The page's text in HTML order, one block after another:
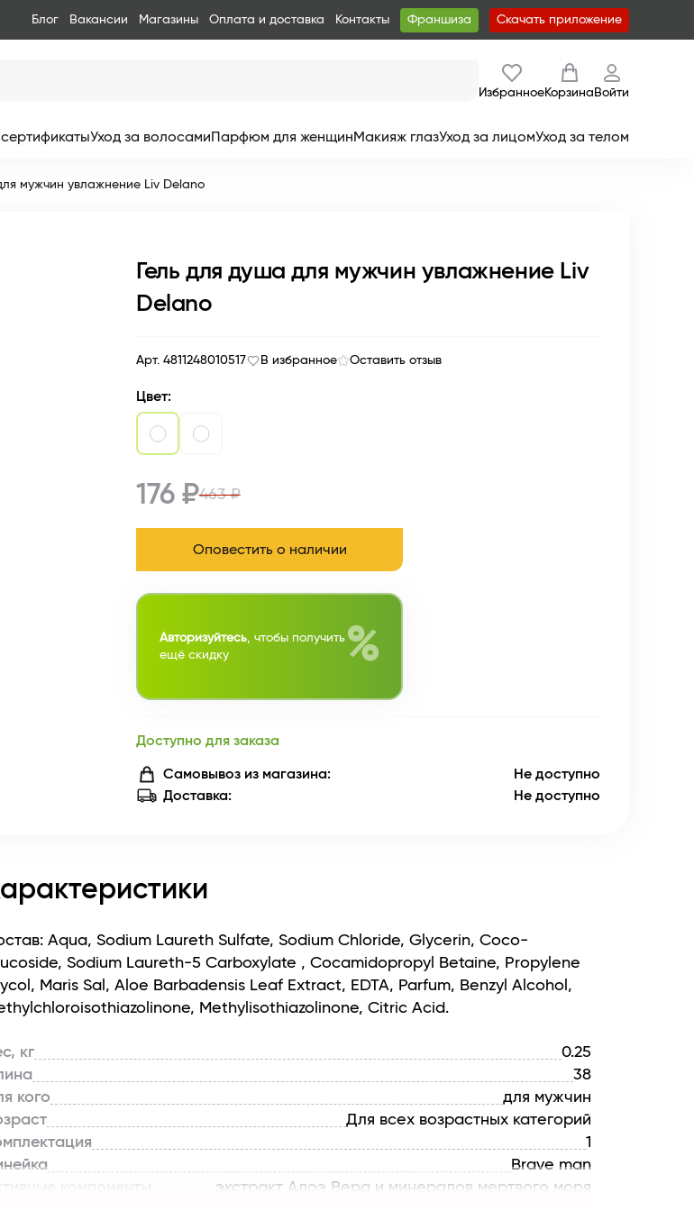
Блог Вакансии Магазины Оплата и доставка Контакты Франшиза Скачать приложение
ИзбранноеКорзина Войти
Уход за волосамиПарфюм для женщинМакияж глазУход за лицомУход за телом
мужчин увлажнение Liv Delano
Гель для душа для мужчин увлажнение Liv
Delano
Арт. 4811248010517 В избранное Оставить отзыв
Цвет:
176 ₽463 ₽
Оповестить о наличии
Авторизуйтесь , чтобы получить
ещё скидку
%
Доступно для заказа
Самовывоз из магазина:
Не доступно
Доставка:
Не доступно
Aqua, Sodium Laureth Sulfate, Sodium Chloride, Glycerin, Coco-
Sodium Laureth-5 Carboxylate , Cocamidopropyl Betaine, Propylene
Maris Sal, Aloe Barbadensis Leaf Extract, EDTA, Parfum, Benzyl Alcohol,
Methylisothiazolinone, Citric Acid.
кг
0.25
38
кого
для мужчин
Для всех возрастных категорий
1
Brave man
компоненты
экстракт Алоэ Вера и минералов мертвого моря